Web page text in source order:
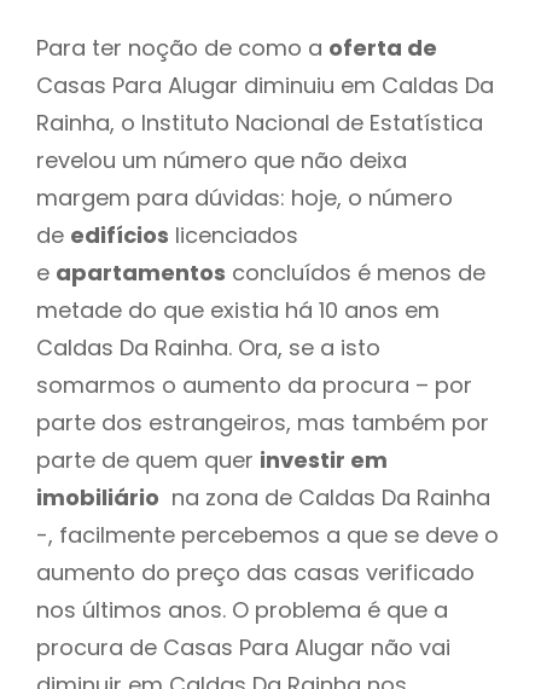
Para ter noção de como a oferta de
Casas Para Alugar diminuiu em Caldas Da
Rainha, o Instituto Nacional de Estatística
revelou um número que não deixa
margem para dúvidas: hoje, o número
de edifícios licenciados
e apartamentos concluídos é menos de
metade do que existia há 10 anos em
Caldas Da Rainha. Ora, se a isto
somarmos o aumento da procura – por
parte dos estrangeiros, mas também por
parte de quem quer investir em
imobiliário na zona de Caldas Da Rainha
-, facilmente percebemos a que se deve o
aumento do preço das casas verificado
nos últimos anos. O problema é que a
procura de Casas Para Alugar não vai